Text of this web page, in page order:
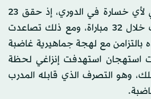
ولم يتعرض إنزاغي لأي خسارة في الدوري، إذ حقق 23
انتصاراً و9 تعادلات خلال 32 مباراة، ومع ذلك تصاعدت
بالتزامن مع لهجة جماهيرية غاضبة
استهدفت إنزاغي لحظة
وهو التصرف الذي قابله المدرب